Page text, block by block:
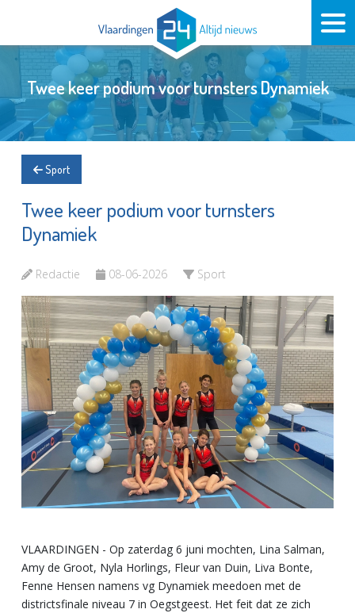
Twee keer podium voor turnsters Dynamiek
Sport
Twee keer podium voor turnsters
Dynamiek
Redactie 08-06-2026 Sport
VLAARDINGEN - Op zaterdag 6 juni mochten, Lina Salman,
Amy de Groot, Nyla Horlings, Fleur van Duin, Liva Bonte,
Fenne Hensen namens vg Dynamiek meedoen met de
districtsfinale niveau 7 in Oegstgeest. Het feit dat ze zich